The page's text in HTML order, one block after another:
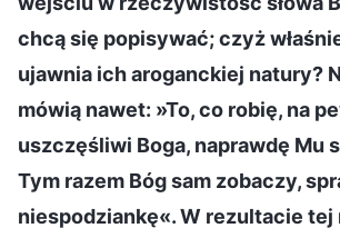
chcą się popisywać; czyż
ujawnia ich aroganckiej natury?
mówią nawet: »To, co robię, na
uszczęśliwi Boga, naprawdę Mu
Tym razem Bóg sam zobaczy,
niespodziankę«. W rezultacie tej